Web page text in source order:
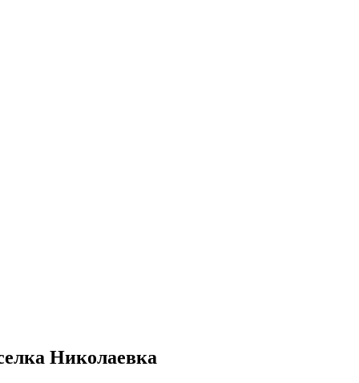
Николаевка